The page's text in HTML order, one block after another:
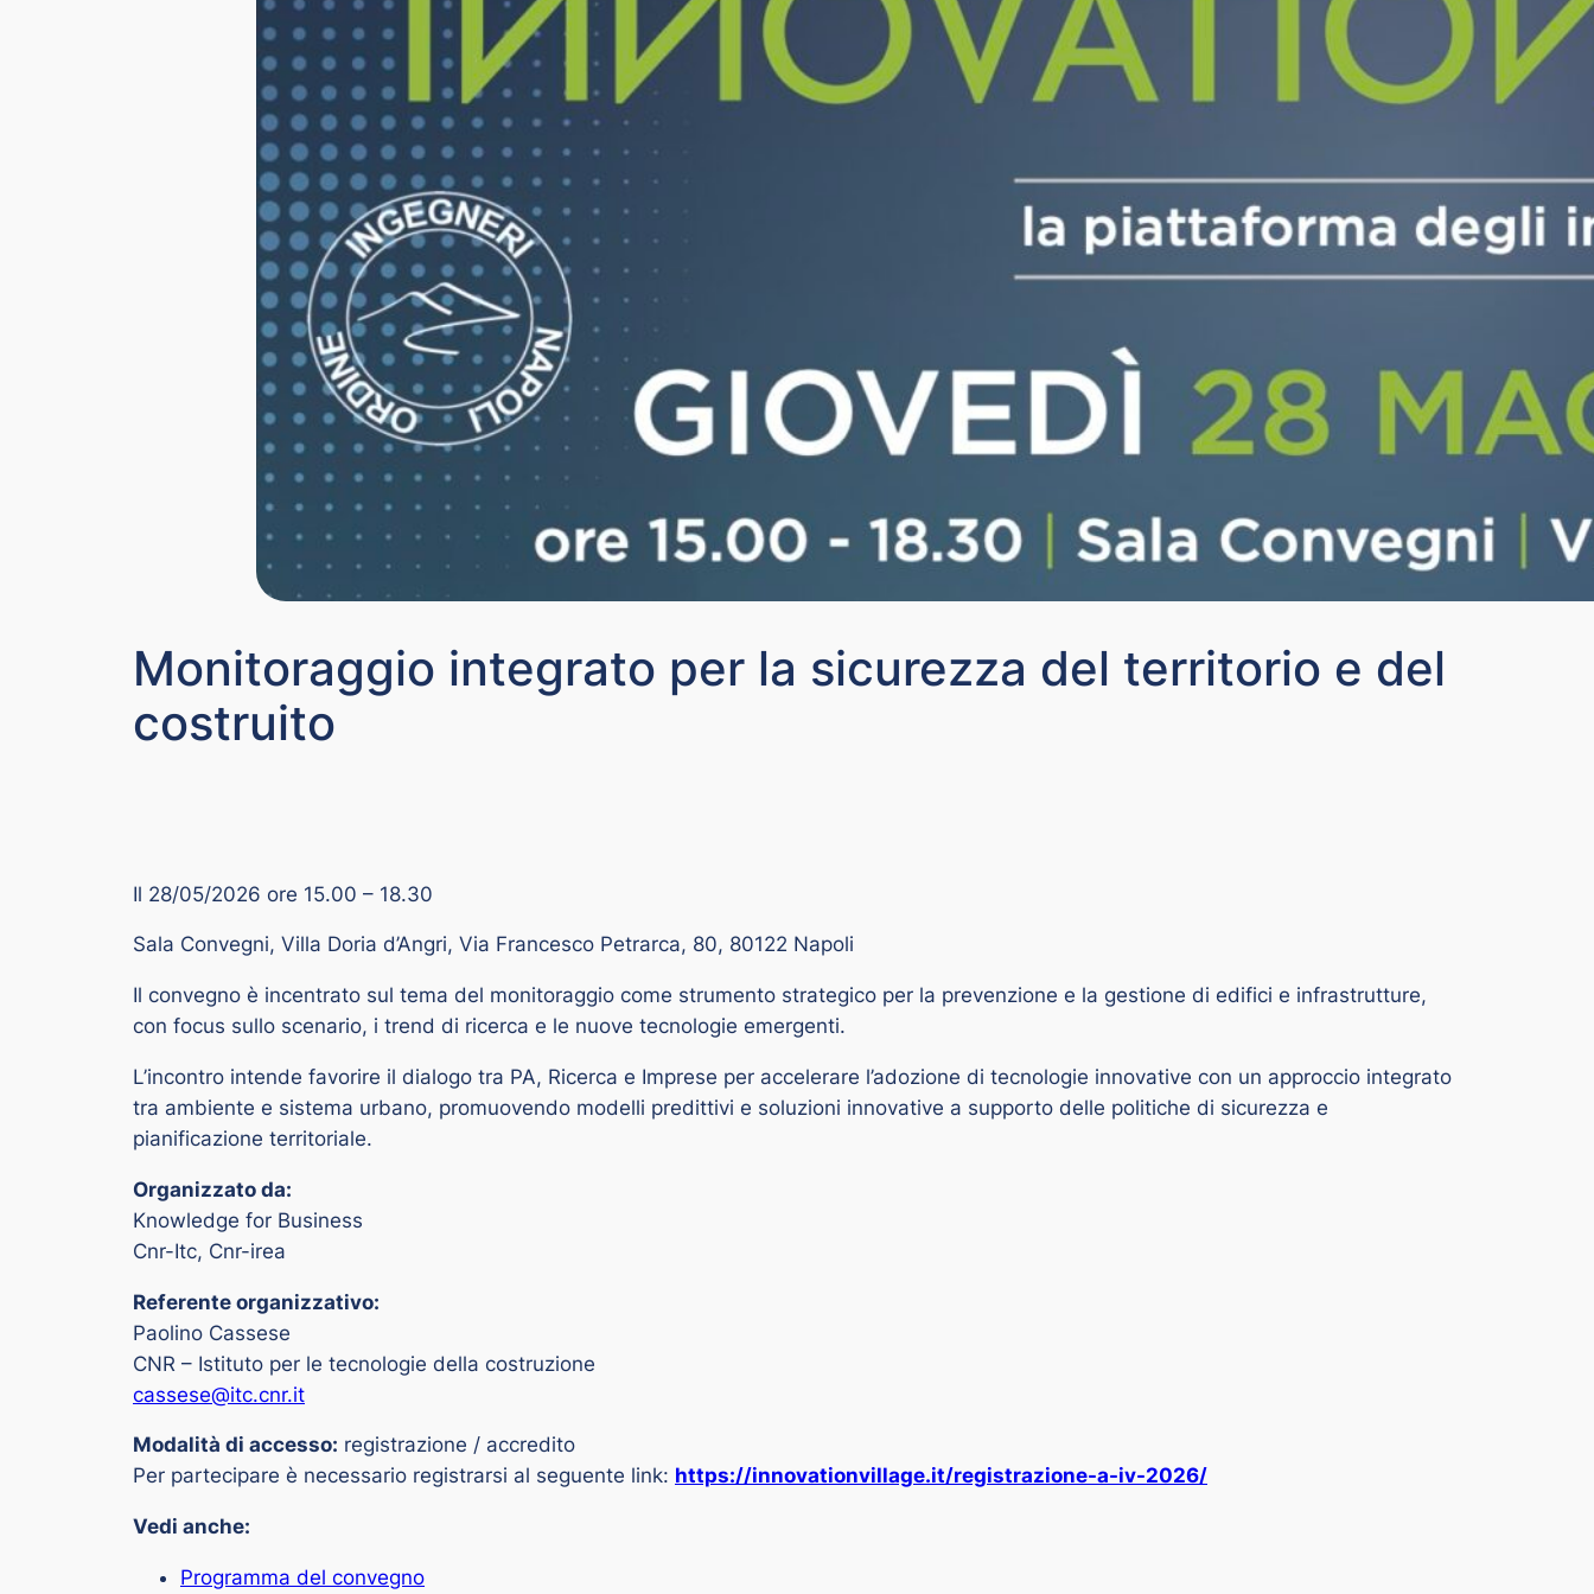
Monitoraggio integrato per la sicurezza del territorio e del
costruito
Il 28/05/2026 ore 15.00 – 18.30
Sala Convegni, Villa Doria d’Angri, Via Francesco Petrarca, 80, 80122 Napoli
Il convegno è incentrato sul tema del monitoraggio come strumento strategico per la prevenzione e la gestione di edifici e infrastrutture,
con focus sullo scenario, i trend di ricerca e le nuove tecnologie emergenti.
L’incontro intende favorire il dialogo tra PA, Ricerca e Imprese per accelerare l’adozione di tecnologie innovative con un approccio integrato
tra ambiente e sistema urbano, promuovendo modelli predittivi e soluzioni innovative a supporto delle politiche di sicurezza e
pianificazione territoriale.
Organizzato da:
Knowledge for Business
Cnr-Itc, Cnr-irea
Referente organizzativo:
Paolino Cassese
CNR – Istituto per le tecnologie della costruzione
cassese@itc.cnr.it
Modalità di accesso: registrazione / accredito
Per partecipare è necessario registrarsi al seguente link: https://innovationvillage.it/registrazione-a-iv-2026/
Vedi anche:
Programma del convegno